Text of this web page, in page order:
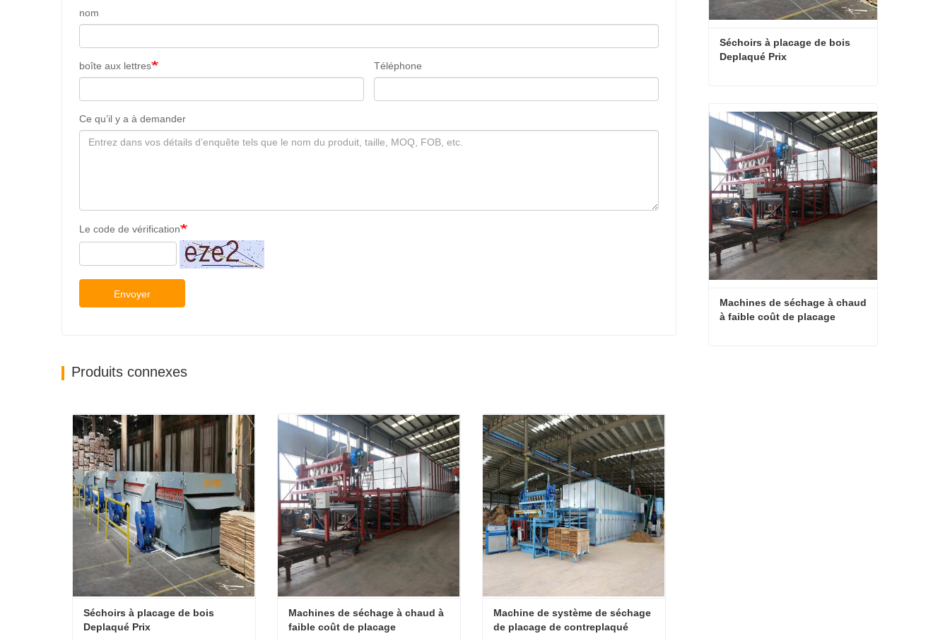
nom
boîte aux lettres Téléphone
Ce qu’il y a à demander
Le code de vérification
Envoyer
Produits connexes
Séchoirs à placage de bois
Deplaqué Prix
Machines de séchage à chaud à
faible coût de placage
Machine de système de séchage
de placage de contreplaqué
Séchoirs à placage de bois
Deplaqué Prix
Contact maintenant
Machines de séchage à chaud
à faible coût de placage